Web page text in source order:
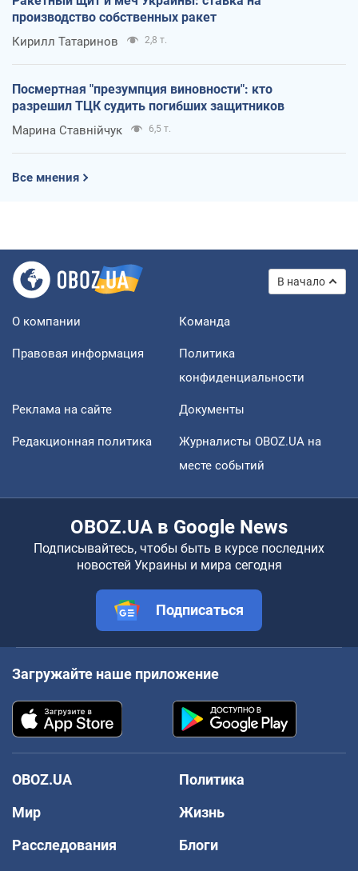
производство собственных ракет
Кирилл Татаринов 2,8 т.
Посмертная "презумпция виновности": кто
разрешил ТЦК судить погибших защитников
Марина Ставнійчук 6,5 т.
Все мнения
В начало
О компании Команда
Правовая информация
Политика
конфиденциальности
Реклама на сайте Документы
Редакционная политика
Журналисты OBOZ.UA на
месте событий
OBOZ.UA в Google News
Подписывайтесь, чтобы быть в курсе последних
новостей Украины и мира сегодня
Подписаться
Загружайте наше приложение
OBOZ.UA
Политика
Мир
Жизнь
Расследования
Блоги